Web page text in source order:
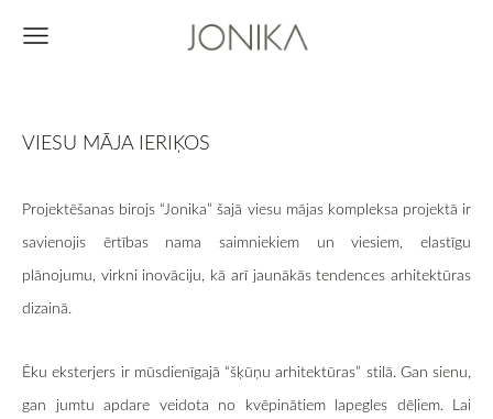
VIESU MĀJA IERIĶOS
Projektēšanas birojs “Jonika” šajā viesu mājas kompleksa projektā ir
savienojis ērtības nama saimniekiem un viesiem, elastīgu
plānojumu, virkni inovāciju, kā arī jaunākās tendences arhitektūras
dizainā.
Ēku eksterjers ir mūsdienīgajā “šķūņu arhitektūras” stilā. Gan sienu,
gan jumtu apdare veidota no kvēpinātiem lapegles dēļiem. Lai